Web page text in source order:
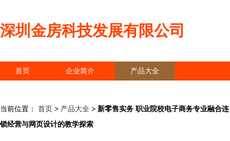
深圳金房科技发展有限公司
首页 企业简介 产品大全
当前位置： 首页 > 产品大全 > 新零售实务 职业院校电子商务专业融合连
锁经营与网页设计的教学探索